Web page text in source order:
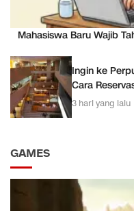
Mahasiswa Baru Wajib
Ingin ke
Cara
3 hari yang lalu
GAMES